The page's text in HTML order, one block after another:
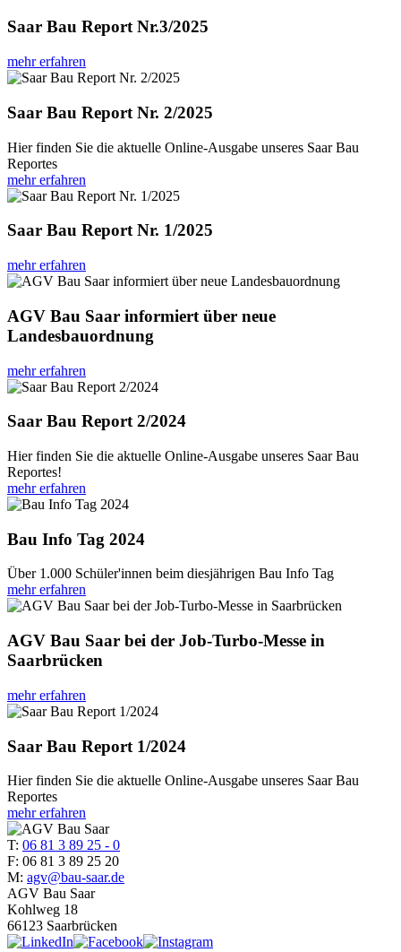
Saar Bau Report Nr.3/2025
mehr erfahren
Saar Bau Report Nr. 2/2025
Hier finden Sie die aktuelle Online-Ausgabe unseres Saar Bau
Reportes
mehr erfahren
Saar Bau Report Nr. 1/2025
mehr erfahren
AGV Bau Saar informiert über neue
Landesbauordnung
mehr erfahren
Saar Bau Report 2/2024
Hier finden Sie die aktuelle Online-Ausgabe unseres Saar Bau
Reportes!
mehr erfahren
Bau Info Tag 2024
Über 1.000 Schüler'innen beim diesjährigen Bau Info Tag
mehr erfahren
AGV Bau Saar bei der Job-Turbo-Messe in
Saarbrücken
mehr erfahren
Saar Bau Report 1/2024
Hier finden Sie die aktuelle Online-Ausgabe unseres Saar Bau
Reportes
mehr erfahren
T: 06 81 3 89 25 - 0
F: 06 81 3 89 25 20
M: agv@bau-saar.de
AGV Bau Saar
Kohlweg 18
66123 Saarbrücken